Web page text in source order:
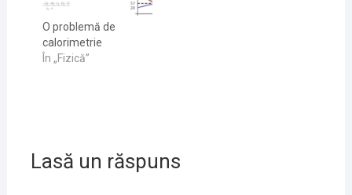
O problemă de
calorimetrie
În „Fizică”
Lasă un răspuns